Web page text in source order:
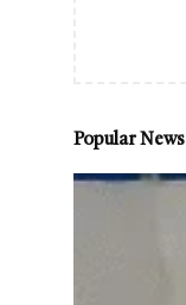
Popular News